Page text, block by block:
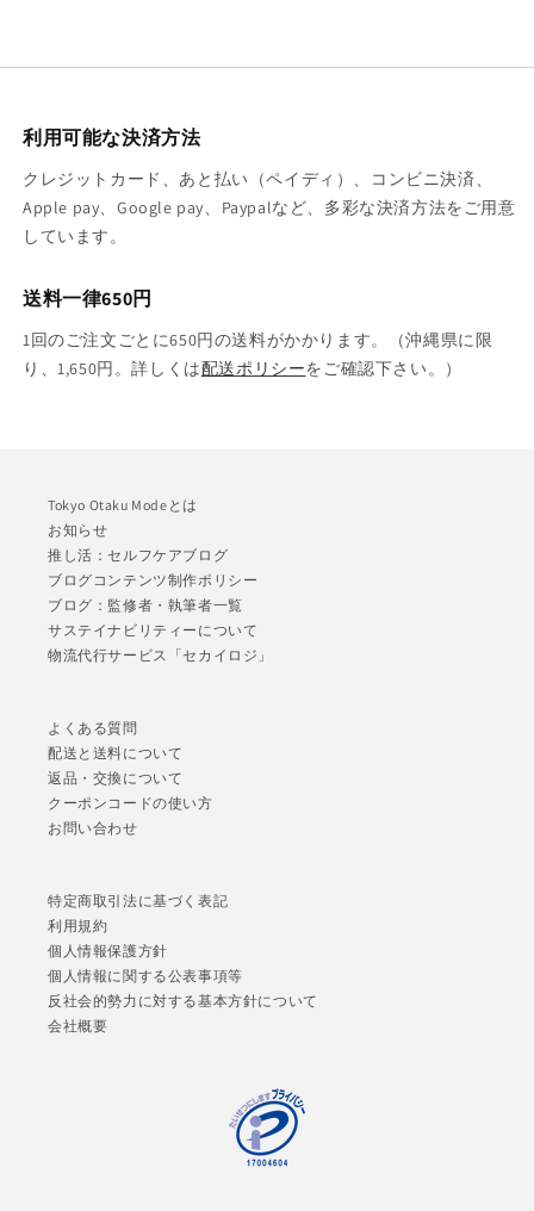
利用可能な決済方法
クレジットカード、あと払い（ペイディ）、コンビニ決済、
Apple pay、Google pay、Paypalなど、多彩な決済方法をご用意
しています。
送料一律650円
1回のご注文ごとに650円の送料がかかります。（沖縄県に限
り、1,650円。詳しくは配送ポリシーをご確認下さい。）
Tokyo Otaku Modeとは
お知らせ
推し活：セルフケアブログ
ブログコンテンツ制作ポリシー
ブログ：監修者・執筆者一覧
サステイナビリティーについて
物流代行サービス「セカイロジ」
よくある質問
配送と送料について
返品・交換について
クーポンコードの使い方
お問い合わせ
特定商取引法に基づく表記
利用規約
個人情報保護方針
個人情報に関する公表事項等
反社会的勢力に対する基本方針について
会社概要